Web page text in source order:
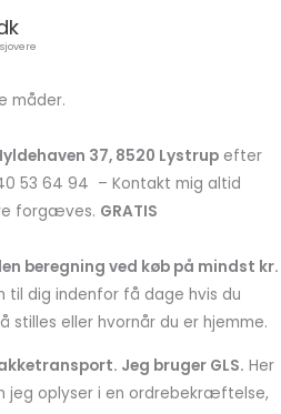
måder.
37, 8520 Lystrup efter
53 64 94 – Kontakt mig altid
forgæves. GRATIS
beregning ved køb på mindst kr.
til dig indenfor få dage hvis du
eller hvornår du er hjemme.
Jeg bruger GLS. Her
jeg oplyser i en ordrebekræftelse,